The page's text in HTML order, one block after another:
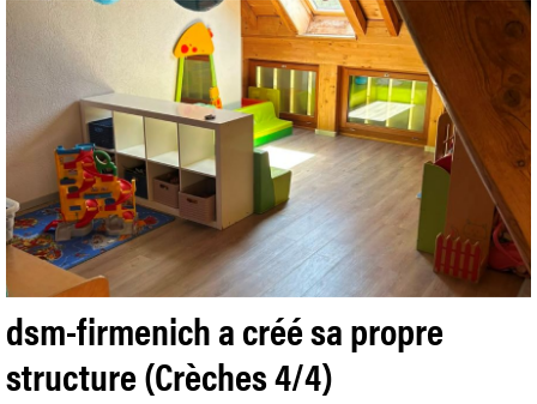
dsm-firmenich a créé sa propre
structure (Crèches 4/4)